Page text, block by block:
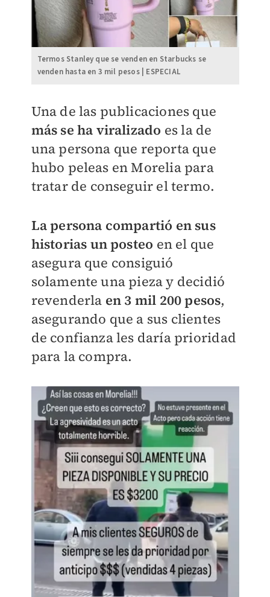
Termos Stanley que se venden en Starbucks se
venden hasta en 3 mil pesos | ESPECIAL
Una de las publicaciones que
más se ha viralizado es la de
una persona que reporta que
hubo peleas en Morelia para
tratar de conseguir el termo.
La persona compartió en sus
historias un posteo en el que
asegura que consiguió
solamente una pieza y decidió
revenderla en 3 mil 200 pesos,
asegurando que a sus clientes
de confianza les daría prioridad
para la compra.